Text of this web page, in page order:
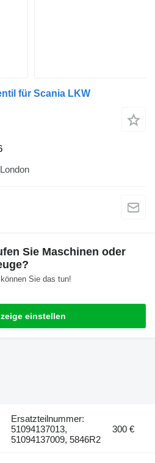
für Scania LKW
Sie Maschinen oder
Sie das tun!
einstellen
Ersatzteilnummer:
51094137013,
51094137009, 5846R2
300 €